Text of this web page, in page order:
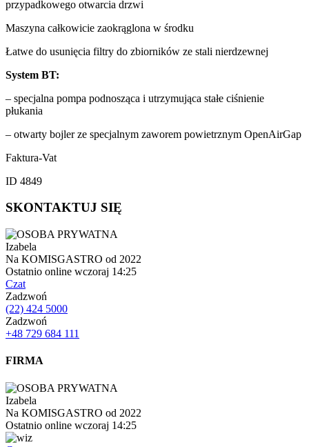
przypadkowego otwarcia drzwi
Maszyna całkowicie zaokrąglona w środku
Łatwe do usunięcia filtry do zbiorników ze stali nierdzewnej
System BT:
– specjalna pompa podnosząca i utrzymująca stałe ciśnienie
płukania
– otwarty bojler ze specjalnym zaworem powietrznym OpenAirGap
Faktura-Vat
ID 4849
SKONTAKTUJ SIĘ
Izabela
Na KOMISGASTRO od 2022
Ostatnio online wczoraj 14:25
Czat
Zadzwoń
(22) 424 5000
Zadzwoń
+48 729 684 111
FIRMA
Izabela
Na KOMISGASTRO od 2022
Ostatnio online wczoraj 14:25